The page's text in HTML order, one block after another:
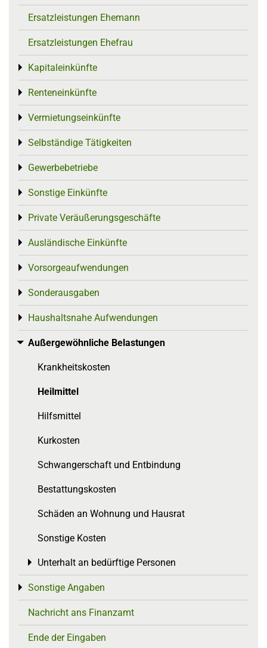
Ersatzleistungen Ehemann
Ersatzleistungen Ehefrau
Kapitaleinkünfte
Toggle menu
Renteneinkünfte
Toggle menu
Vermietungseinkünfte
Toggle menu
Selbständige Tätigkeiten
Toggle menu
Gewerbebetriebe
Toggle menu
Sonstige Einkünfte
Toggle menu
Private Veräußerungsgeschäfte
Toggle menu
Ausländische Einkünfte
Toggle menu
Vorsorgeaufwendungen
Toggle menu
Sonderausgaben
Toggle menu
Haushaltsnahe Aufwendungen
Toggle menu
Außergewöhnliche Belastungen
Toggle menu
Krankheitskosten
Heilmittel
Hilfsmittel
Kurkosten
Schwangerschaft und Entbindung
Bestattungskosten
Schäden an Wohnung und Hausrat
Sonstige Kosten
Unterhalt an bedürftige Personen
Toggle menu
Sonstige Angaben
Toggle menu
Nachricht ans Finanzamt
Ende der Eingaben